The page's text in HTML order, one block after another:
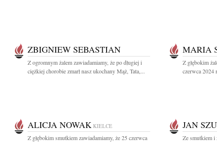
ZBIGNIEW SEBASTIAN
Z ogromnym żalem zawiadamiamy, że po długiej i
ciężkiej chorobie zmarł nasz ukochany Mąż, Tata,...
MARIA
Z głębokim
czerwca 2024
ALICJA NOWAK KIELCE
Z głębokim smutkiem zawiadamiamy, że 25 czerwca
JAN
Ze smutkiem i